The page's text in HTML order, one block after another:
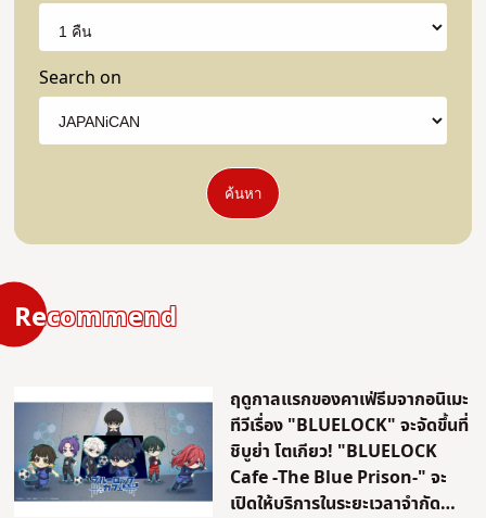
Search on
ค้นหา
Recommend
ฤดูกาลแรกของคาเฟ่ธีมจากอนิเมะ
ทีวีเรื่อง "BLUELOCK" จะจัดขึ้นที่
ชิบูย่า โตเกียว! "BLUELOCK
Cafe -The Blue Prison-" จะ
เปิดให้บริการในระยะเวลาจำกัด